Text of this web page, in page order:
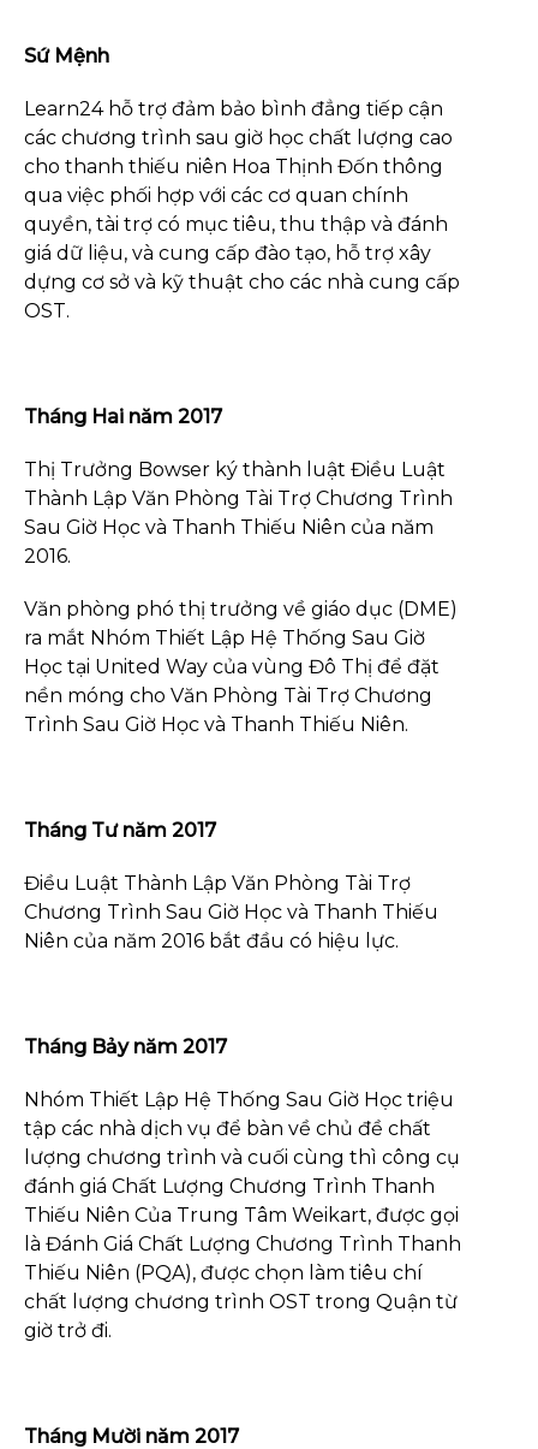
Sứ Mệnh
Learn24 hỗ trợ đảm bảo bình đẳng tiếp cận
các chương trình sau giờ học chất lượng cao
cho thanh thiếu niên Hoa Thịnh Đốn thông
qua việc phối hợp với các cơ quan chính
quyền, tài trợ có mục tiêu, thu thập và đánh
giá dữ liệu, và cung cấp đào tạo, hỗ trợ xây
dựng cơ sở và kỹ thuật cho các nhà cung cấp
OST.
Tháng Hai năm 2017
Thị Trưởng Bowser ký thành luật Điều Luật
Thành Lập Văn Phòng Tài Trợ Chương Trình
Sau Giờ Học và Thanh Thiếu Niên của năm
2016.
Văn phòng phó thị trưởng về giáo dục (DME)
ra mắt Nhóm Thiết Lập Hệ Thống Sau Giờ
Học tại United Way của vùng Đô Thị để đặt
nền móng cho Văn Phòng Tài Trợ Chương
Trình Sau Giờ Học và Thanh Thiếu Niên.
Tháng Tư năm 2017
Điều Luật Thành Lập Văn Phòng Tài Trợ
Chương Trình Sau Giờ Học và Thanh Thiếu
Niên của năm 2016 bắt đầu có hiệu lực.
Tháng Bảy năm 2017
Nhóm Thiết Lập Hệ Thống Sau Giờ Học triệu
tập các nhà dịch vụ để bàn về chủ đề chất
lượng chương trình và cuối cùng thì công cụ
đánh giá Chất Lượng Chương Trình Thanh
Thiếu Niên Của Trung Tâm Weikart, được gọi
là Đánh Giá Chất Lượng Chương Trình Thanh
Thiếu Niên (PQA), được chọn làm tiêu chí
chất lượng chương trình OST trong Quận từ
giờ trở đi.
Tháng Mười năm 2017